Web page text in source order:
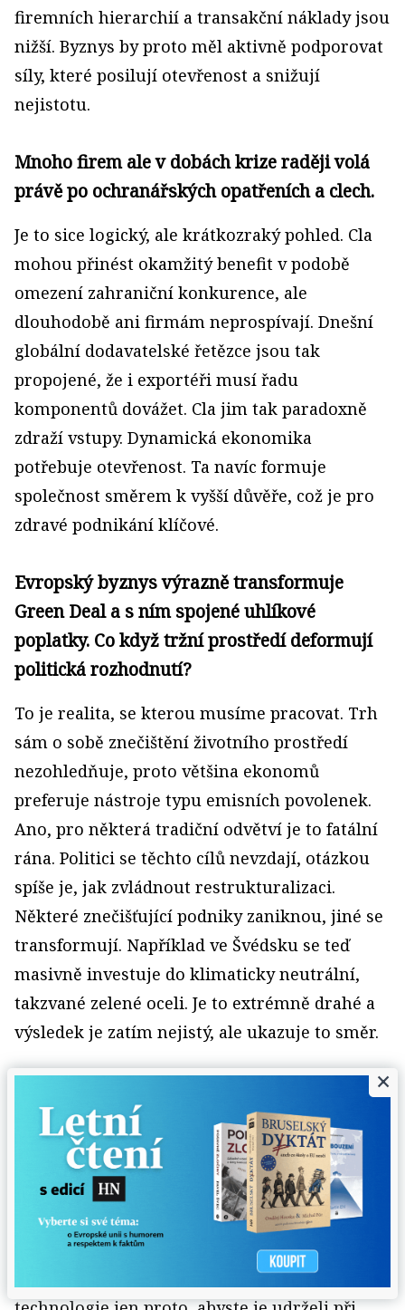
firemních hierarchií a transakční náklady jsou
nižší. Byznys by proto měl aktivně podporovat
síly, které posilují otevřenost a snižují
nejistotu.
Mnoho firem ale v dobách krize raději volá
právě po ochranářských opatřeních a clech.
Je to sice logický, ale krátkozraký pohled. Cla
mohou přinést okamžitý benefit v podobě
omezení zahraniční konkurence, ale
dlouhodobě ani firmám neprospívají. Dnešní
globální dodavatelské řetězce jsou tak
propojené, že i exportéři musí řadu
komponentů dovážet. Cla jim tak paradoxně
zdraží vstupy. Dynamická ekonomika
potřebuje otevřenost. Ta navíc formuje
společnost směrem k vyšší důvěře, což je pro
zdravé podnikání klíčové.
Evropský byznys výrazně transformuje
Green Deal a s ním spojené uhlíkové
poplatky. Co když tržní prostředí deformují
politická rozhodnutí?
To je realita, se kterou musíme pracovat. Trh
sám o sobě znečištění životního prostředí
nezohledňuje, proto většina ekonomů
preferuje nástroje typu emisních povolenek.
Ano, pro některá tradiční odvětví je to fatální
rána. Politici se těchto cílů nevzdají, otázkou
spíše je, jak zvládnout restrukturalizaci.
Některé znečišťující podniky zaniknou, jiné se
transformují. Například ve Švédsku se teď
masivně investuje do klimaticky neutrální,
takzvané zelené oceli. Je to extrémně drahé a
výsledek je zatím nejistý, ale ukazuje to směr.
transformaci přistupovat, aby nezpůsobil
sociální kolaps?
Jako nejméně špatné řešení se ukazuje
skandinávský model sociálního státu. Jeho
základní filozofie říká: nikdy nezastavujte
strukturální změny a nesubvencujte staré
×